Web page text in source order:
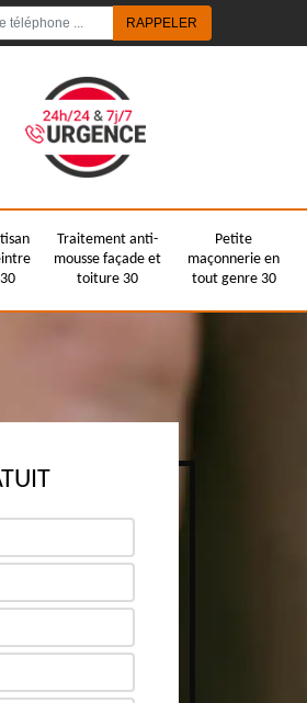
30
Traitement anti-
mousse façade et
toiture 30
Petite
maçonnerie en
tout genre 30